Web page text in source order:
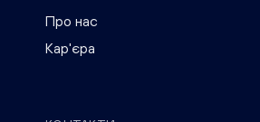
Про нас
Кар'єра